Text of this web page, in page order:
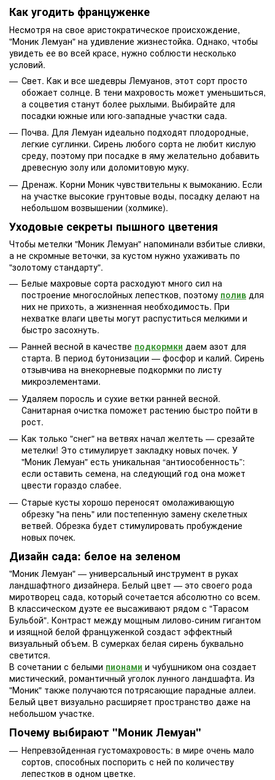
Как угодить француженке
Несмотря на свое аристократическое происхождение,
"Моник Лемуан" на удивление жизнестойка. Однако, чтобы
увидеть ее во всей красе, нужно соблюсти несколько
условий.
Свет. Как и все шедевры Лемуанов, этот сорт просто
обожает солнце. В тени махровость может уменьшиться,
а соцветия станут более рыхлыми. Выбирайте для
посадки южные или юго-западные участки сада.
Почва. Для Лемуан идеально подходят плодородные,
легкие суглинки. Сирень любого сорта не любит кислую
среду, поэтому при посадке в яму желательно добавить
древесную золу или доломитовую муку.
Дренаж. Корни Моник чувствительны к вымоканию. Если
на участке высокие грунтовые воды, посадку делают на
небольшом возвышении (холмике).
Уходовые секреты пышного цветения
Чтобы метелки "Моник Лемуан" напоминали взбитые сливки,
а не скромные веточки, за кустом нужно ухаживать по
"золотому стандарту".
Белые махровые сорта расходуют много сил на
построение многослойных лепестков, поэтому полив для
них не прихоть, а жизненная необходимость. При
нехватке влаги цветы могут распуститься мелкими и
быстро засохнуть.
Ранней весной в качестве подкормки даем азот для
старта. В период бутонизации — фосфор и калий. Сирень
отзывчива на внекорневые подкормки по листу
микроэлементами.
Удаляем поросль и сухие ветки ранней весной.
Санитарная очистка поможет растению быстро пойти в
рост.
Как только "снег" на ветвях начал желтеть — срезайте
метелки! Это стимулирует закладку новых почек. У
"Моник Лемуан" есть уникальная “антиособенность”:
если оставить семена, на следующий год она может
цвести гораздо слабее.
Старые кусты хорошо переносят омолаживающую
обрезку "на пень" или постепенную замену скелетных
ветвей. Обрезка будет стимулировать пробуждение
новых почек.
Дизайн сада: белое на зеленом
"Моник Лемуан" — универсальный инструмент в руках
ландшафтного дизайнера. Белый цвет — это своего рода
миротворец сада, который сочетается абсолютно со всем.
В классическом дуэте ее высаживают рядом с "Тарасом
Бульбой". Контраст между мощным лилово-синим гигантом
и изящной белой француженкой создаст эффектный
визуальный объем. В сумерках белая сирень буквально
светится.
В сочетании с белыми пионами и чубушником она создает
мистический, романтичный уголок лунного ландшафта. Из
"Моник" также получаются потрясающие парадные аллеи.
Белый цвет визуально расширяет пространство даже на
небольшом участке.
Почему выбирают "Моник Лемуан"
Непревзойденная густомахровость: в мире очень мало
сортов, способных поспорить с ней по количеству
лепестков в одном цветке.